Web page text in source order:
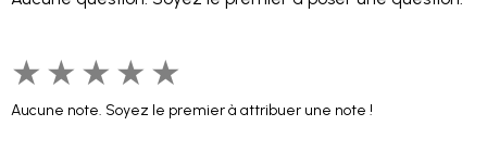
★ ★ ★ ★ ★
Aucune note. Soyez le premier à attribuer une note !